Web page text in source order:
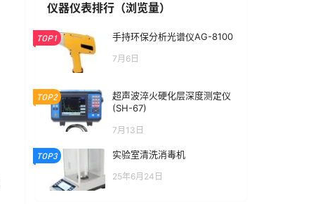
仪器仪表排行（浏览量）
TOP1 手持环保分析光谱仪AG-8100
7月6日
TOP2
超声波淬火硬化层深度测定仪
(SH-67)
7月13日
TOP3 实验室清洗消毒机
25年6月24日